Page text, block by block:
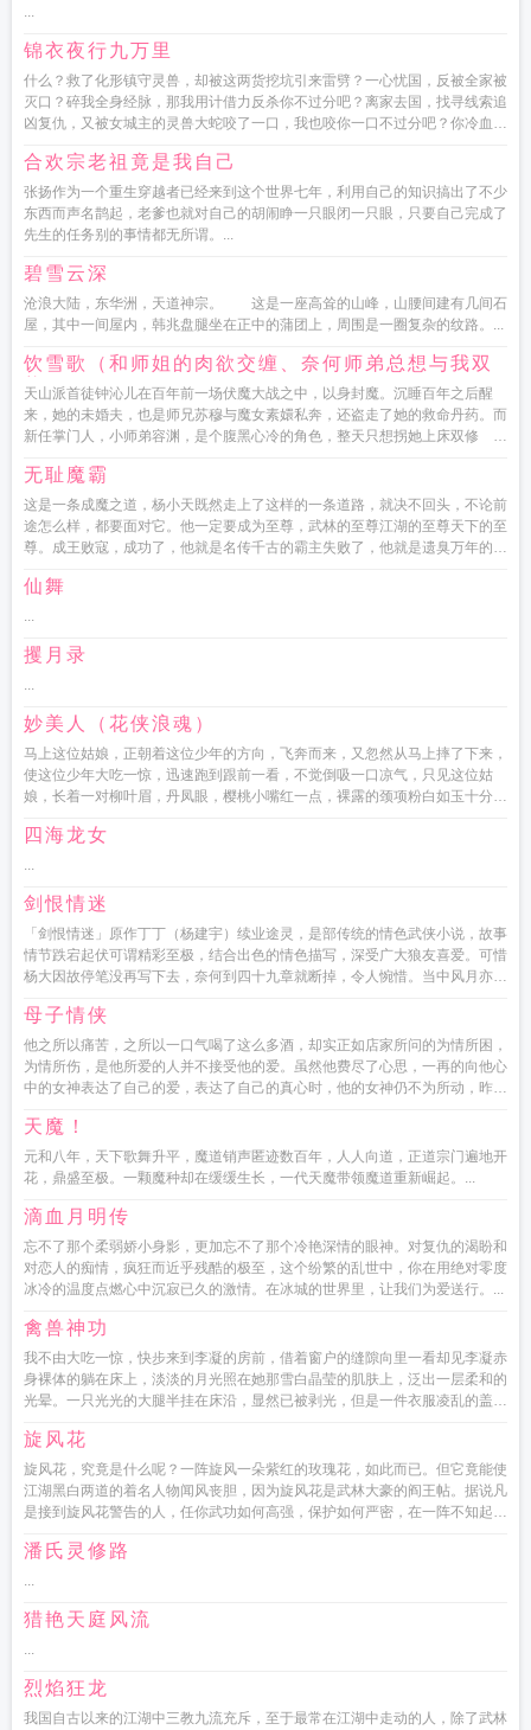
...
锦衣夜行九万里
什么？救了化形镇守灵兽，却被这两货挖坑引来雷劈？一心忧国，反被全家被
灭口？碎我全身经脉，那我用计借力反杀你不过分吧？离家去国，找寻线索追
凶复仇，又被女城主的灵兽大蛇咬了一口，我也咬你一口不过分吧？你冷血视
合欢宗老祖竟是我自己
张扬作为一个重生穿越者已经来到这个世界七年，利用自己的知识搞出了不少
东西而声名鹊起，老爹也就对自己的胡闹睁一只眼闭一只眼，只要自己完成了
先生的任务别的事情都无所谓。...
碧雪云深
沧浪大陆，东华洲，天道神宗。 这是一座高耸的山峰，山腰间建有几间石
屋，其中一间屋内，韩兆盘腿坐在正中的蒲团上，周围是一圈复杂的纹路。...
饮雪歌（和师姐的肉欲交缠、奈何师弟总想与我双
修）
天山派首徒钟沁儿在百年前一场伏魔大战之中，以身封魔。沉睡百年之后醒
来，她的未婚夫，也是师兄苏穆与魔女素嬛私奔，还盗走了她的救命丹药。而
新任掌门人，小师弟容渊，是个腹黑心冷的角色，整天只想拐她上床双修
无耻魔霸
这是一条成魔之道，杨小天既然走上了这样的一条道路，就决不回头，不论前
途怎么样，都要面对它。他一定要成为至尊，武林的至尊江湖的至尊天下的至
尊。成王败寇，成功了，他就是名传千古的霸主失败了，他就是遗臭万年的恶
仙舞
...
攫月录
...
妙美人（花侠浪魂）
马上这位姑娘，正朝着这位少年的方向，飞奔而来，又忽然从马上摔了下来，
使这位少年大吃一惊，迅速跑到跟前一看，不觉倒吸一口凉气，只见这位姑
娘，长着一对柳叶眉，丹凤眼，樱桃小嘴红一点，裸露的颈项粉白如玉十分美
四海龙女
...
剑恨情迷
「剑恨情迷」原作丁丁（杨建宇）续业途灵，是部传统的情色武侠小说，故事
情节跌宕起伏可谓精彩至极，结合出色的情色描写，深受广大狼友喜爱。可惜
杨大因故停笔没再写下去，奈何到四十九章就断掉，令人惋惜。当中风月亦有
母子情侠
他之所以痛苦，之所以一口气喝了这么多酒，却实正如店家所问的为情所困，
为情所伤，是他所爱的人并不接受他的爱。虽然他费尽了心思，一再的向他心
中的女神表达了自己的爱，表达了自己的真心时，他的女神仍不为所动，昨天
天魔！
元和八年，天下歌舞升平，魔道销声匿迹数百年，人人向道，正道宗门遍地开
花，鼎盛至极。一颗魔种却在缓缓生长，一代天魔带领魔道重新崛起。...
滴血月明传
忘不了那个柔弱娇小身影，更加忘不了那个冷艳深情的眼神。对复仇的渴盼和
对恋人的痴情，疯狂而近乎残酷的极至，这个纷繁的乱世中，你在用绝对零度
冰冷的温度点燃心中沉寂已久的激情。在冰城的世界里，让我们为爱送行。...
禽兽神功
我不由大吃一惊，快步来到李凝的房前，借着窗户的缝隙向里一看却见李凝赤
身裸体的躺在床上，淡淡的月光照在她那雪白晶莹的肌肤上，泛出一层柔和的
光晕。一只光光的大腿半挂在床沿，显然已被剥光，但是一件衣服凌乱的盖在
旋风花
旋风花，究竟是什么呢？一阵旋风一朵紫红的玫瑰花，如此而已。但它竟能使
江湖黑白两道的着名人物闻风丧胆，因为旋风花是武林大豪的阎王帖。据说凡
是接到旋风花警告的人，任你武功如何高强，保护如何严密，在一阵不知起自
潘氏灵修路
...
猎艳天庭风流
...
烈焰狂龙
我国自古以来的江湖中三教九流充斥，至于最常在江湖中走动的人，除了武林